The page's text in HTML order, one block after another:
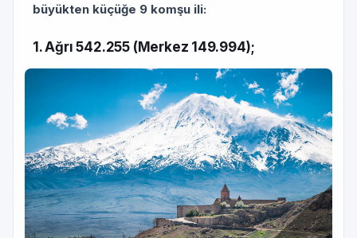
büyükten küçüğe 9 komşu ili:
1. Ağrı 542.255 (Merkez 149.994);